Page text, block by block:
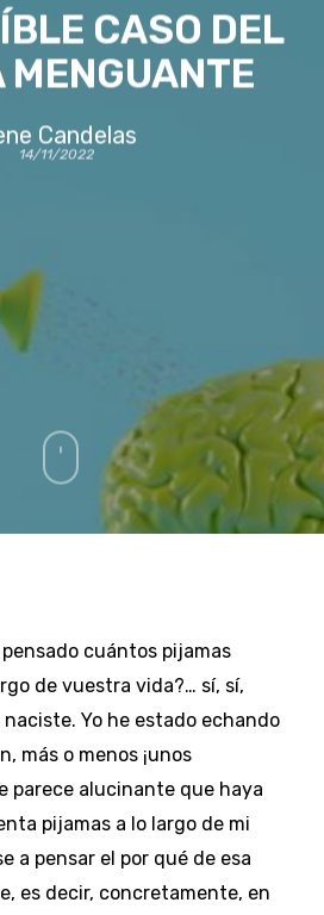
CASO DEL
Candelas
14/11/2022
cuántos pijamas
de vuestra vida?… sí, sí,
Yo he estado echando
más o menos ¡unos
parece alucinante que haya
pijamas a lo largo de mi
a pensar el por qué de esa
es decir, concretamente, en